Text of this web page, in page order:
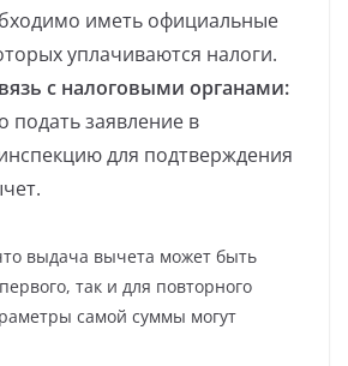
иметь официальные
уплачиваются налоги.
с налоговыми органами:
подать заявление в
для подтверждения
выдача вычета может быть
так и для повторного
самой суммы могут